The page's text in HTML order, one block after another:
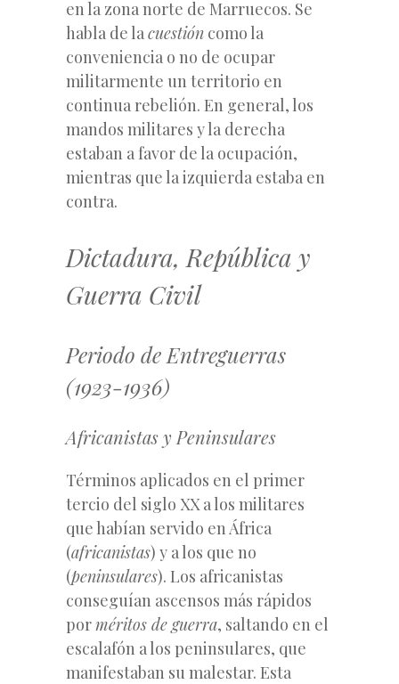
en la zona norte de Marruecos. Se
habla de lacuestión como la
conveniencia o no de ocupar
militarmente un territorio en
continua rebelión. En general, los
mandos militares y la derecha
estaban a favor de la ocupación,
mientras que la izquierda estaba en
contra.
Dictadura, República y
Guerra Civil
Periodo de Entreguerras
(1923-1936)
Africanistas y Peninsulares
Términos aplicados en el primer
tercio del siglo XX a los militares
que habían servido en África
(africanistas) y a los que no
(peninsulares). Los africanistas
conseguían ascensos más rápidos
porméritos de guerra, saltando en el
escalafón a los peninsulares, que
manifestaban su malestar. Esta